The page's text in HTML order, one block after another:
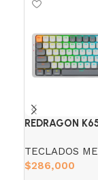
REDRAGON
LOW PROFILE
TECLADOS
$286,000